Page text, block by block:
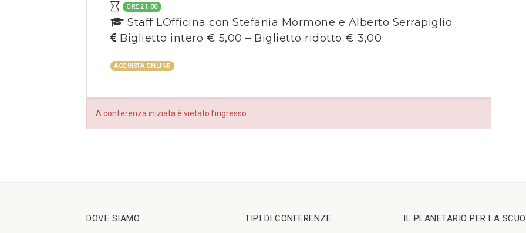
ORE 21.00
Staff LOfficina con Stefania Mormone e Alberto Serrapiglio
Biglietto intero € 5,00 – Biglietto ridotto € 3,00
ACQUISTA ONLINE
A conferenza iniziata è vietato l’ingresso.
DOVE SIAMO TIPI DI CONFERENZE IL PLANETARIO PER LA